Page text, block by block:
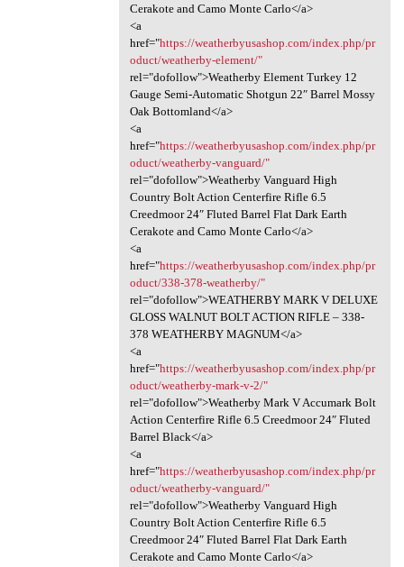
Cerakote and Camo Monte Carlo</a>
<a
href="https://weatherbyusashop.com/index.php/pr
oduct/weatherby-element/"
rel="dofollow">Weatherby Element Turkey 12
Gauge Semi-Automatic Shotgun 22″ Barrel Mossy
Oak Bottomland</a>
<a
href="https://weatherbyusashop.com/index.php/pr
oduct/weatherby-vanguard/"
rel="dofollow">Weatherby Vanguard High
Country Bolt Action Centerfire Rifle 6.5
Creedmoor 24″ Fluted Barrel Flat Dark Earth
Cerakote and Camo Monte Carlo</a>
<a
href="https://weatherbyusashop.com/index.php/pr
oduct/338-378-weatherby/"
rel="dofollow">WEATHERBY MARK V DELUXE
GLOSS WALNUT BOLT ACTION RIFLE – 338-
378 WEATHERBY MAGNUM</a>
<a
href="https://weatherbyusashop.com/index.php/pr
oduct/weatherby-mark-v-2/"
rel="dofollow">Weatherby Mark V Accumark Bolt
Action Centerfire Rifle 6.5 Creedmoor 24″ Fluted
Barrel Black</a>
<a
href="https://weatherbyusashop.com/index.php/pr
oduct/weatherby-vanguard/"
rel="dofollow">Weatherby Vanguard High
Country Bolt Action Centerfire Rifle 6.5
Creedmoor 24″ Fluted Barrel Flat Dark Earth
Cerakote and Camo Monte Carlo</a>